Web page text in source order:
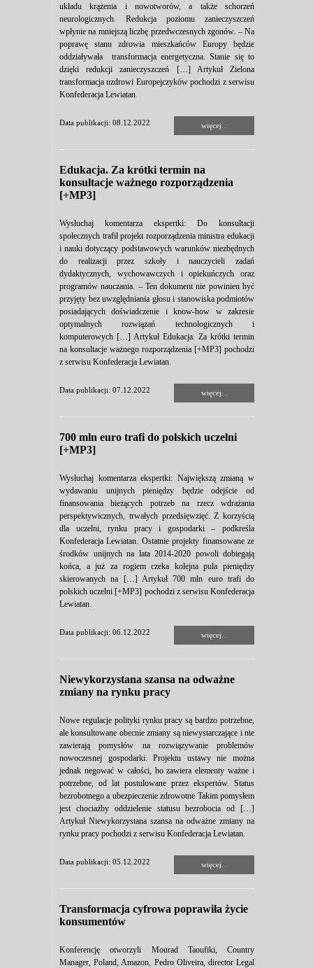
układu krążenia i nowotworów, a także schorzeń
neurologicznych. Redukcja poziomu zanieczyszczeń
wpłynie na mniejszą liczbę przedwczesnych zgonów. – Na
poprawę stanu zdrowia mieszkańców Europy będzie
oddziaływała transformacja energetyczna. Stanie się to
dzięki redukcji zanieczyszczeń […] Artykuł Zielona
transformacja uzdrowi Europejczyków pochodzi z serwisu
Konfederacja Lewiatan.
Data publikacji: 08.12.2022 więcej...
Edukacja. Za krótki termin na
konsultacje ważnego rozporządzenia
[+MP3]
Wysłuchaj komentarza ekspertki: Do konsultacji
społecznych trafił projekt rozporządzenia ministra edukacji
i nauki dotyczący podstawowych warunków niezbędnych
do realizacji przez szkoły i nauczycieli zadań
dydaktycznych, wychowawczych i opiekuńczych oraz
programów nauczania. – Ten dokument nie powinien być
przyjęty bez uwzględniania głosu i stanowiska podmiotów
posiadających doświadczenie i know-how w zakresie
optymalnych rozwiązań technologicznych i
komputerowych […] Artykuł Edukacja. Za krótki termin
na konsultacje ważnego rozporządzenia [+MP3] pochodzi
z serwisu Konfederacja Lewiatan.
Data publikacji: 07.12.2022 więcej...
700 mln euro trafi do polskich uczelni
[+MP3]
Wysłuchaj komentarza ekspertki: Największą zmianą w
wydawaniu unijnych pieniędzy będzie odejście od
finansowania bieżących potrzeb na rzecz wdrażania
perspektywicznych, trwałych przedsięwzięć. Z korzyścią
dla uczelni, rynku pracy i gospodarki – podkreśla
Konfederacja Lewiatan. Ostatnie projekty finansowane ze
środków unijnych na lata 2014-2020 powoli dobiegają
końca, a już za rogiem czeka kolejna pula pieniędzy
skierowanych na […] Artykuł 700 mln euro trafi do
polskich uczelni [+MP3] pochodzi z serwisu Konfederacja
Lewiatan.
Data publikacji: 06.12.2022 więcej...
Niewykorzystana szansa na odważne
zmiany na rynku pracy
Nowe regulacje polityki rynku pracy są bardzo potrzebne,
ale konsultowane obecnie zmiany są niewystarczające i nie
zawierają pomysłów na rozwiązywanie problemów
nowoczesnej gospodarki. Projektu ustawy nie można
jednak negować w całości, bo zawiera elementy ważne i
potrzebne, od lat postulowane przez ekspertów. Status
bezrobotnego a ubezpieczenie zdrowotne Takim pomysłem
jest chociażby oddzielenie statusu bezrobocia od […]
Artykuł Niewykorzystana szansa na odważne zmiany na
rynku pracy pochodzi z serwisu Konfederacja Lewiatan.
Data publikacji: 05.12.2022 więcej...
Transformacja cyfrowa poprawiła życie
konsumentów
Konferencję otworzyli Mourad Taoufiki, Country
Manager, Poland, Amazon, Pedro Oliveira, director Legal